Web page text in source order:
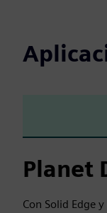
Planet
Con Solid Edge